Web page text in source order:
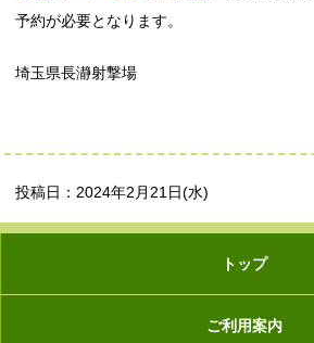
予約が必要となります。
埼玉県長瀞射撃場
投稿日：2024年2月21日(水)
トップ
ご利用案内